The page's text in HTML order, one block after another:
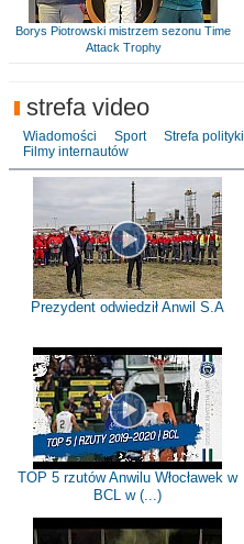
Borys Piotrowski mistrzem sezonu Time
Attack Trophy
strefa video
Wiadomości Sport Strefa polityki
Filmy internautów
Prezydent odwiedził Anwil S.A
TOP 5 rzutów Anwilu Włocławek w
BCL w (...)